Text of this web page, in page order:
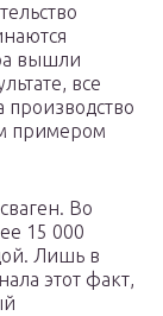
вышли
все
примером
Во
15 000
Лишь в
этот факт,